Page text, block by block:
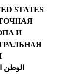
STATES
И
الوطن